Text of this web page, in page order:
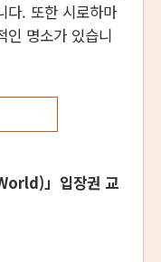
다. 또한 시로하마
인 명소가 있습니
」입장권 교